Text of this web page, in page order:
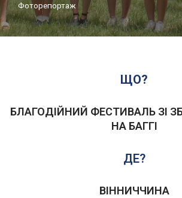
Фоторепортаж
ЩО?
БЛАГОДІЙНИЙ ФЕСТИВАЛЬ ЗІ
НА БАГГІ
ДЕ?
ВІННИЧЧИНА